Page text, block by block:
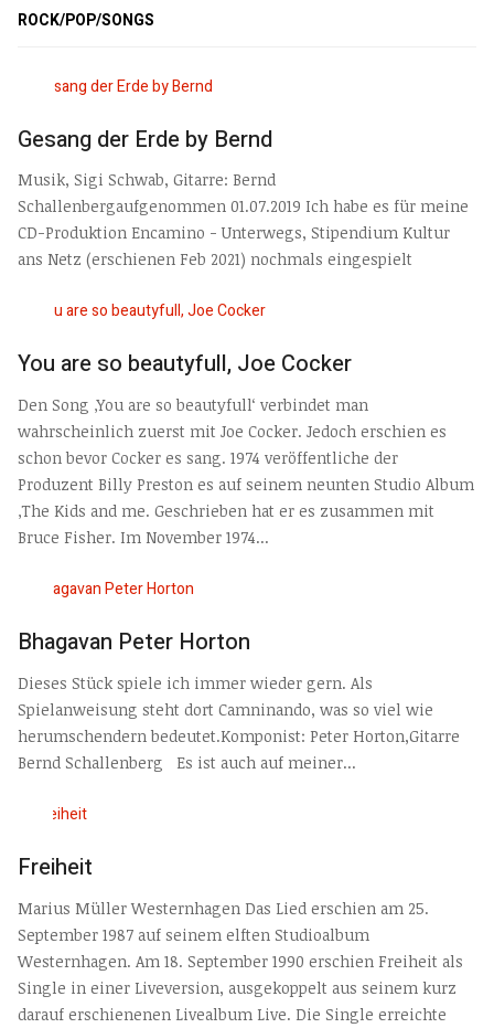
ROCK/POP/SONGS
Gesang der Erde by Bernd
Musik, Sigi Schwab, Gitarre: Bernd
Schallenbergaufgenommen 01.07.2019 Ich habe es für meine
CD-Produktion Encamino - Unterwegs, Stipendium Kultur
ans Netz (erschienen Feb 2021) nochmals eingespielt
You are so beautyfull, Joe Cocker
Den Song ‚You are so beautyfull‘ verbindet man
wahrscheinlich zuerst mit Joe Cocker. Jedoch erschien es
schon bevor Cocker es sang. 1974 veröffentliche der
Produzent Billy Preston es auf seinem neunten Studio Album
‚The Kids and me. Geschrieben hat er es zusammen mit
Bruce Fisher. Im November 1974...
Bhagavan Peter Horton
Dieses Stück spiele ich immer wieder gern. Als
Spielanweisung steht dort Camninando, was so viel wie
herumschendern bedeutet.Komponist: Peter Horton,Gitarre
Bernd Schallenberg Es ist auch auf meiner...
Freiheit
Marius Müller Westernhagen Das Lied erschien am 25.
September 1987 auf seinem elften Studioalbum
Westernhagen. Am 18. September 1990 erschien Freiheit als
Single in einer Liveversion, ausgekoppelt aus seinem kurz
darauf erschienenen Livealbum Live. Die Single erreichte